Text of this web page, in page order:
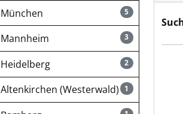
5
München
3
Mannheim
2
Heidelberg
1
Altenkirchen (Westerwald)